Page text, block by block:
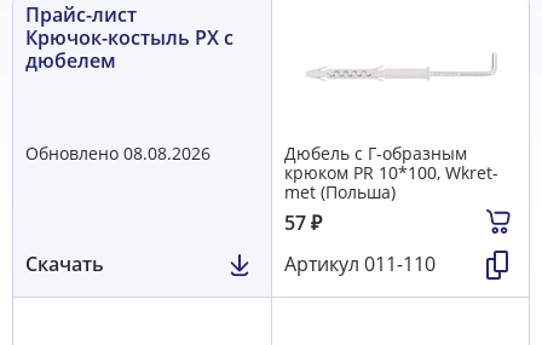
Прайс-лист
Крючок-костыль PX с
дюбелем
Обновлено 08.08.2026
Скачать
Дюбель с Г-образным
крюком PR 10*100, Wkret-
met (Польша)
57₽
Артикул 011-110